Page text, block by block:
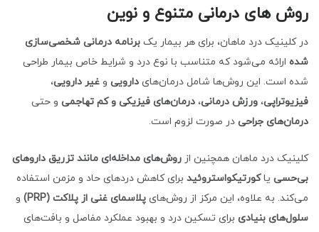
روش های درمانی متنوع و نوین
در کلینیک درد ماهان، برای هر بیمار یک برنامه درمانی شخصی‌سازی
شده ارائه می‌شود که متناسب با نوع درد و شرایط خاص بیمار طراحی
شده است. این روش‌ها شامل درمان‌های دارویی و غیر دارویی،
فیزیوتراپی، ورزش درمانی، درمان‌های فیزیکی و کم تهاجمی و حتی
درمان‌های جراحی در صورت لزوم است.
کلینیک درد ماهان همچنین از روش‌های مداخله‌ای مانند تزریق داروهای
بی‌حسی یاکورتیکواستروئید برای کاهش دردهای حاد و مزمن استفاده
می‌کند. به علاوه، این مرکز از روش‌های پلاسمای غنی از پلاکت (PRP)
و
سلول‌های بنیادی برای تسکین درد و بهبود عملکرد مفاصل و بافت‌های